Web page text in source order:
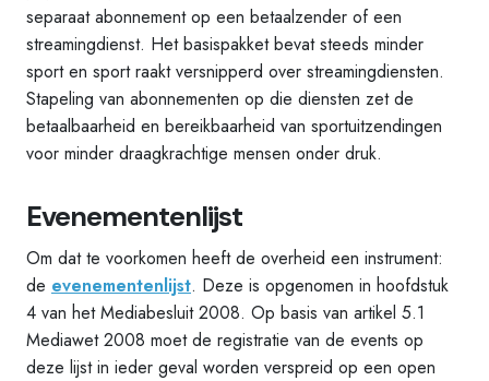
separaat abonnement op een betaalzender of een
streamingdienst. Het basispakket bevat steeds minder
sport en sport raakt versnipperd over streamingdiensten.
Stapeling van abonnementen op die diensten zet de
betaalbaarheid en bereikbaarheid van sportuitzendingen
voor minder draagkrachtige mensen onder druk.
Evenementenlijst
Om dat te voorkomen heeft de overheid een instrument:
de evenementenlijst. Deze is opgenomen in hoofdstuk
4 van het Mediabesluit 2008. Op basis van artikel 5.1
Mediawet 2008 moet de registratie van de events op
deze lijst in ieder geval worden verspreid op een open